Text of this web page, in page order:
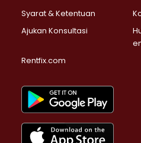
Syarat & Ketentuan
Ajukan Konsultasi
Rentfix.com